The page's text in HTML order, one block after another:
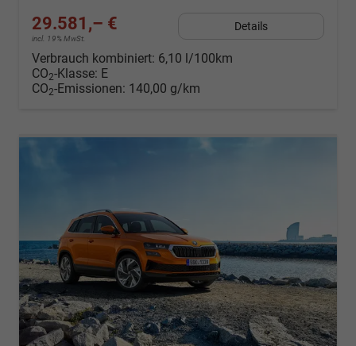
29.581,– €
incl. 19% MwSt.
Details
Verbrauch kombiniert: 6,10 l/100km
CO2-Klasse: E
CO2-Emissionen: 140,00 g/km